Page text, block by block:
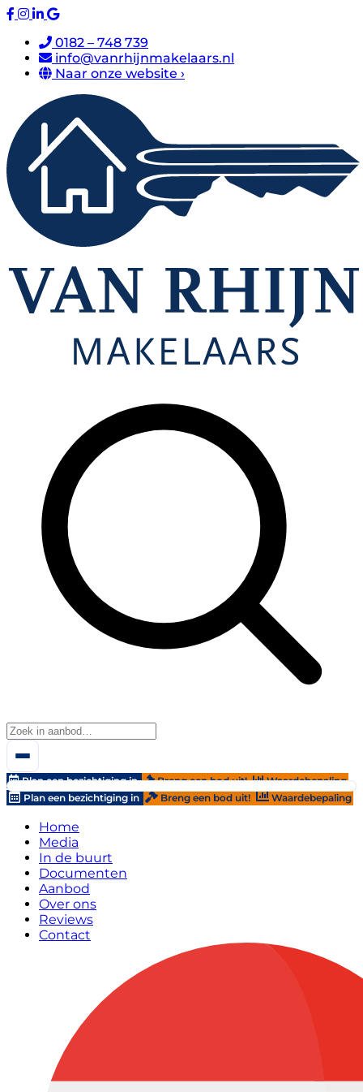
0182 – 748 739
info@vanrhijnmakelaars.nl
Naar onze website ›
Plan een bezichtiging in Breng een bod uit!
Waardebepaling
Plan een bezichtiging in
Breng een bod uit! Waardebepaling
Home
Media
In de buurt
Documenten
Aanbod
Over ons
Reviews
Contact